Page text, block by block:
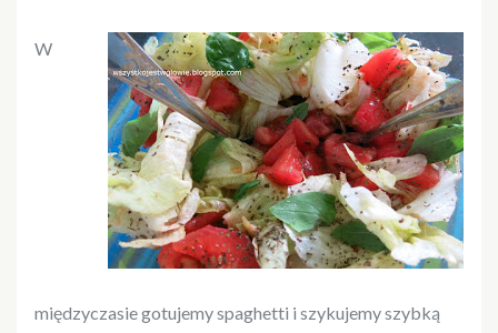
W
międzyczasie gotujemy spaghetti i szykujemy szybką